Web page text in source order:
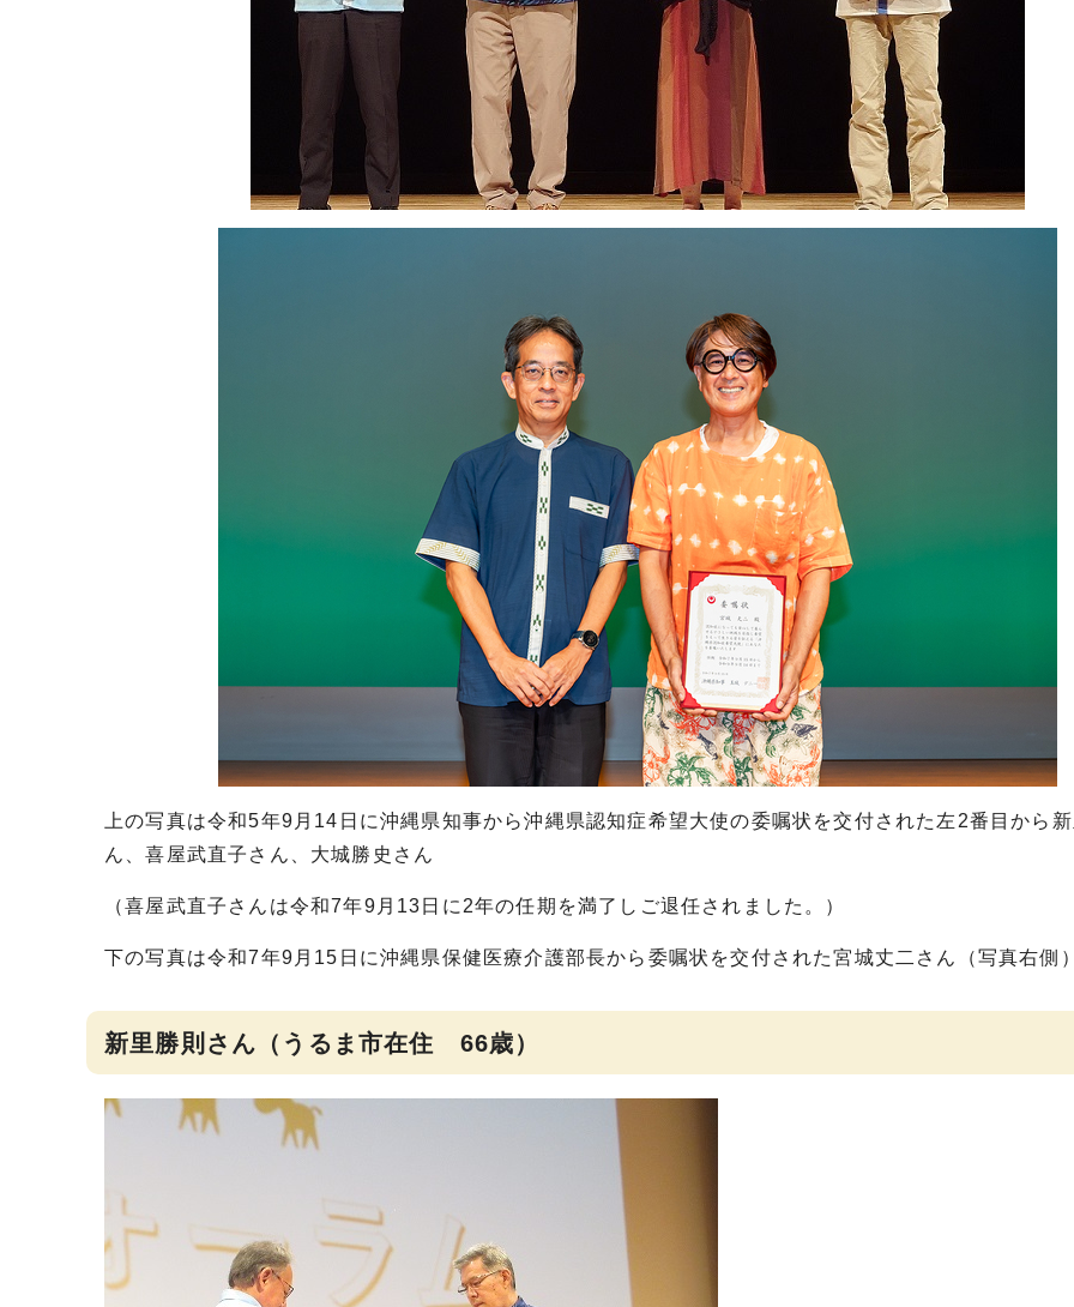
上の写真は令和5年9月14日に沖縄県知事から沖縄県認知症希望大使の委嘱状を交付された左2番目から新
ん、喜屋武直子さん、大城勝史さん
（喜屋武直子さんは令和7年9月13日に2年の任期を満了しご退任されました。）
下の写真は令和7年9月15日に沖縄県保健医療介護部長から委嘱状を交付された宮城丈二さん（写真右側）
新里勝則さん（うるま市在住 66歳）